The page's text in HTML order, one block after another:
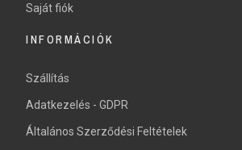
Saját fiók
INFORMÁCIÓK
Szállítás
Adatkezelés - GDPR
Általános Szerződési Feltételek